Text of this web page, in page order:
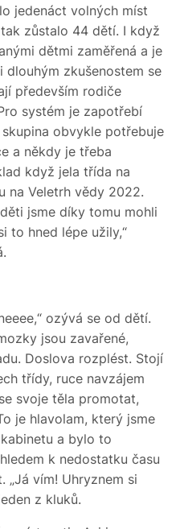
jedenáct volných míst
zůstalo 44 dětí. I když
dětmi zaměřená a je
zkušenostem se
především rodiče
systém je zapotřebí
obvykle potřebuje
a někdy je třeba
když jela třída na
na Veletrh vědy 2022.
jsme díky tomu mohli
to hned lépe užily,“
ozývá se od dětí.
jsou zavařené,
Doslova rozplést. Stojí
třídy, ruce navzájem
svoje těla promotat,
je hlavolam, který jsme
a bylo to
k nedostatku času
„Já vím! Uhryznem si
z kluků.